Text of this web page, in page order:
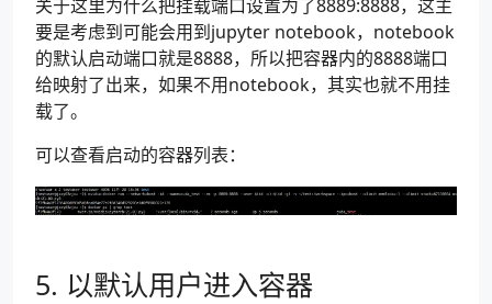
关于这里为什么把挂载端口设置为了8889:8888，这主
要是考虑到可能会用到jupyter notebook，notebook
的默认启动端口就是8888，所以把容器内的8888端口
给映射了出来，如果不用notebook，其实也就不用挂
载了。
可以查看启动的容器列表：
5. 以默认用户进入容器